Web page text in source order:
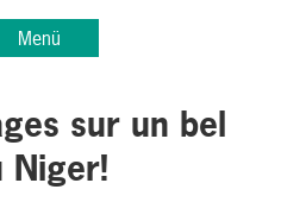
Menü
sur un bel
Niger!